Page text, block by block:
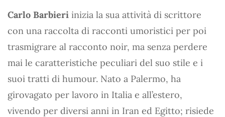
Carlo Barbieri inizia la sua attività di scrittore
con una raccolta di racconti umoristici per poi
trasmigrare al racconto noir, ma senza perdere
mai le caratteristiche peculiari del suo stile e i
suoi tratti di humour. Nato a Palermo, ha
girovagato per lavoro in Italia e all’estero,
vivendo per diversi anni in Iran ed Egitto; risiede